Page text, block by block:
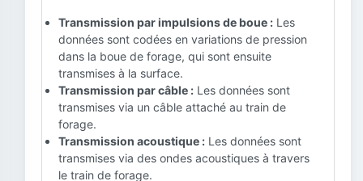
Transmission par impulsions de boue : Les
données sont codées en variations de pression
dans la boue de forage, qui sont ensuite
transmises à la surface.
Transmission par câble : Les données sont
transmises via un câble attaché au train de
forage.
Transmission acoustique : Les données sont
transmises via des ondes acoustiques à travers
le train de forage.